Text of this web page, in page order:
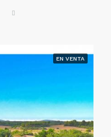
EN VENTA